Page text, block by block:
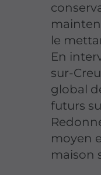
le
En
sur-
global
futurs
moyen
maison